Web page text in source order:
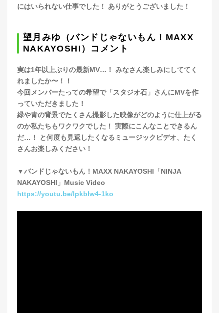
にはいられない仕事でした！ ありがとうございました！
望月みゆ（バンドじゃないもん！MAXX
NAKAYOSHI）コメント
実は1年以上ぶりの最新MV…！ みなさん楽しみにしててく
れましたか〜！！
今回メンバーたっての希望で「スタジオ石」さんにMVを作
っていただきました！
緑や青の背景でたくさん撮影した映像がどのように仕上がる
のか私たちもワクワクでした！ 実際にこんなことできるん
だ…！ と何度も見返したくなるミュージックビデオ、たく
さんお楽しみください！
▼バンドじゃないもん！MAXX NAKAYOSHI「NINJA
NAKAYOSHI」Music Video
https://youtu.be/IpkbIw4-1ko